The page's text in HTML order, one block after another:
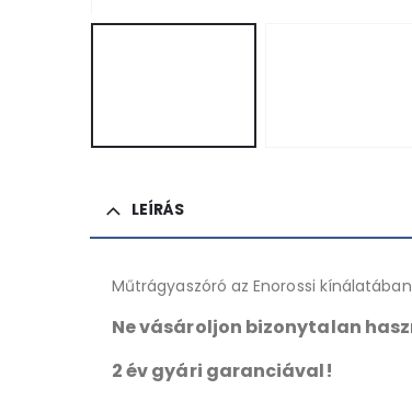
LEÍRÁS
Műtrágyaszóró az Enorossi
Ne vásároljon bizonytalan
2 év gyári garanciával!